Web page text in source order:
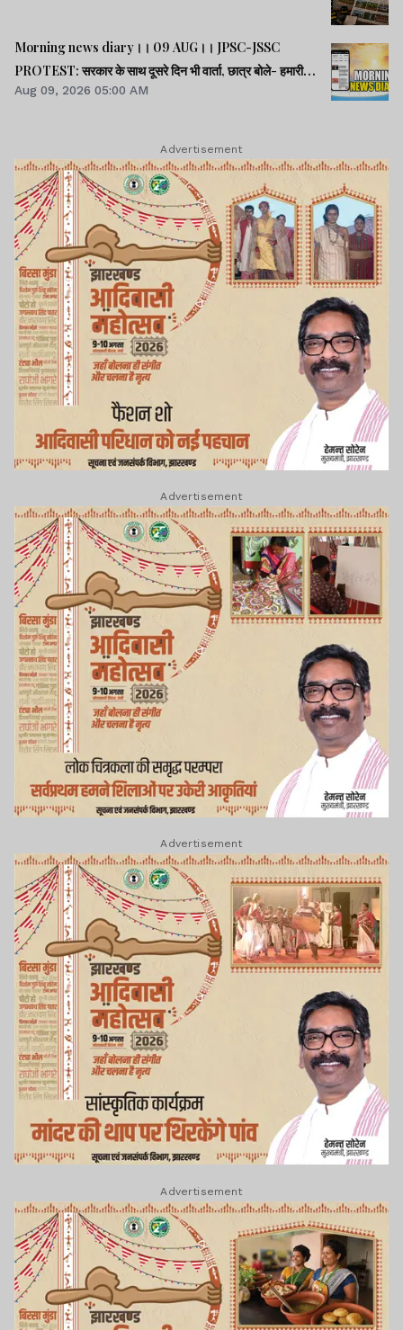
Morning news diary।। 09 AUG।। JPSC-JSSC
PROTEST: सरकार के साथ दूसरे दिन भी वार्ता, छात्र बोले- हमारी
बातें सुनी गईं।। छात्रों के समर्थन में उतरी भाजपा, 10 को विधानसभा
सीनेट से पास।। समेत कई खबरें व वीडियो.
Aug 09, 2026 05:00 AM
Advertisement
Advertisement
Advertisement
Advertisement